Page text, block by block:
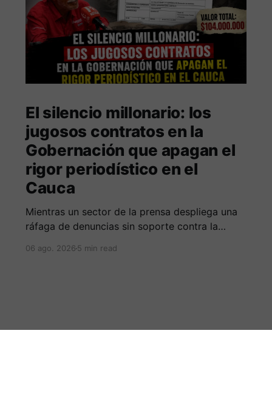
El silencio millonario: los
jugosos contratos en la
Gobernación que apagan el
rigor periodístico en el
Cauca
Mientras un sector de la prensa despliega una
ráfaga de denuncias sin soporte contra la
documentos oficiales revelan acuerdos por 140
06 ago. 20265 min read